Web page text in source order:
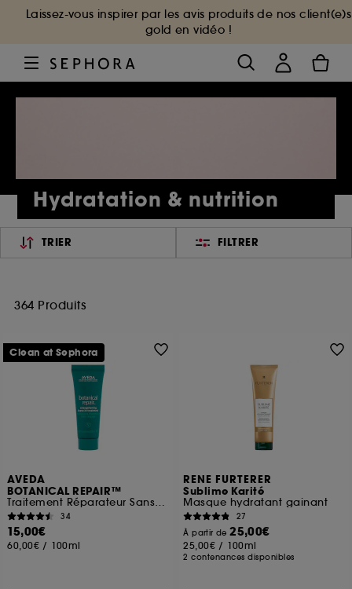
Laissez-vous inspirer par les avis produits de nos client(e)s
gold en vidéo !
Hydratation & nutrition
TRIER FILTRER
364 Produits
AVEDA
BOTANICAL REPAIR™
Traitement Réparateur Sans Rinçage
34
15,00€
60,00€ / 100ml
Clean at Sephora
RENE FURTERER
Sublime Karité
Masque hydratant gainant
27
À partir de25,00€
25,00€ / 100ml
2 contenances disponibles